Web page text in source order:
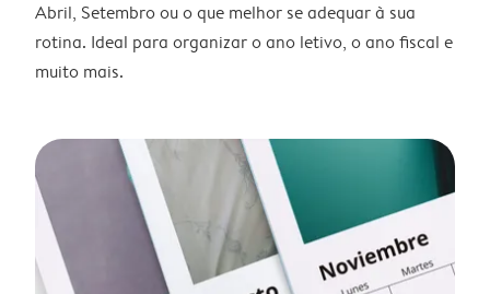
Abril, Setembro ou o que melhor se adequar à sua
rotina. Ideal para organizar o ano letivo, o ano fiscal e
muito mais.